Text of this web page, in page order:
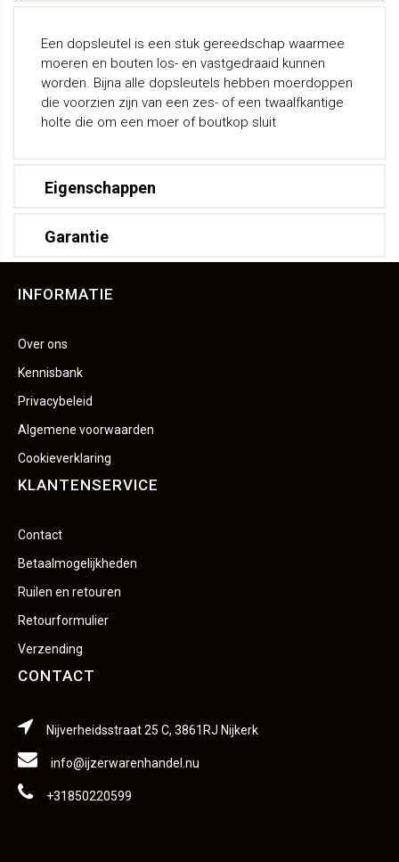
Een dopsleutel is een stuk gereedschap waarmee
moeren en bouten los- en vastgedraaid kunnen
worden. Bijna alle dopsleutels hebben moerdoppen
die voorzien zijn van een zes- of een twaalfkantige
holte die om een moer of boutkop sluit
Eigenschappen
Garantie
INFORMATIE
Over ons
Kennisbank
Privacybeleid
Algemene voorwaarden
Cookieverklaring
KLANTENSERVICE
Contact
Betaalmogelijkheden
Ruilen en retouren
Retourformulier
Verzending
CONTACT
Nijverheidsstraat 25 C, 3861RJ Nijkerk
info@ijzerwarenhandel.nu
+31850220599